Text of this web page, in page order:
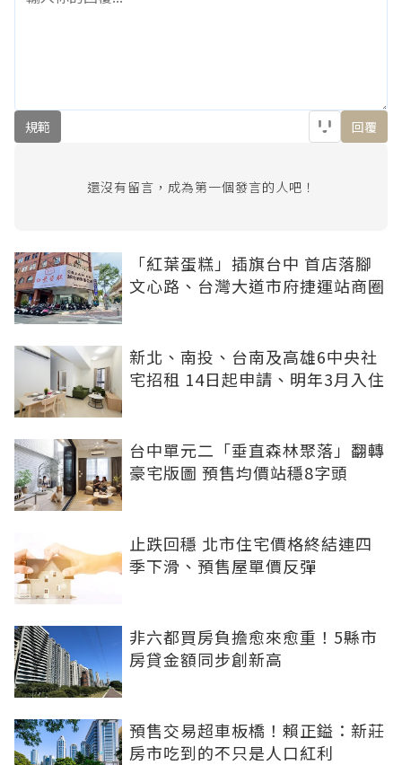
規範 回覆
還沒有留言，成為第一個發言的人吧！
「紅葉蛋糕」插旗台中 首店落腳
文心路、台灣大道市府捷運站商圈
新北、南投、台南及高雄6中央社
宅招租 14日起申請、明年3月入住
台中單元二「垂直森林聚落」翻轉
豪宅版圖 預售均價站穩8字頭
止跌回穩 北市住宅價格終結連四
季下滑、預售屋單價反彈
非六都買房負擔愈來愈重！5縣市
房貸金額同步創新高
預售交易超車板橋！賴正鎰：新莊
房市吃到的不只是人口紅利